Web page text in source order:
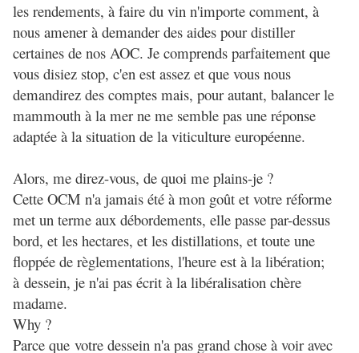
les rendements, à faire du vin n'importe comment, à
nous amener à demander des aides pour distiller
certaines de nos AOC. Je comprends parfaitement que
vous disiez stop, c'en est assez et que vous nous
demandirez des comptes mais, pour autant, balancer le
mammouth à la mer ne me semble pas une réponse
adaptée à la situation de la viticulture européenne.
Alors, me direz-vous, de quoi me plains-je ?
Cette OCM n'a jamais été à mon goût et votre réforme
met un terme aux débordements, elle passe par-dessus
bord, et les hectares, et les distillations, et toute une
floppée de règlementations, l'heure est à la libération;
à dessein, je n'ai pas écrit à la libéralisation chère
madame.
Why ?
Parce que votre dessein n'a pas grand chose à voir avec